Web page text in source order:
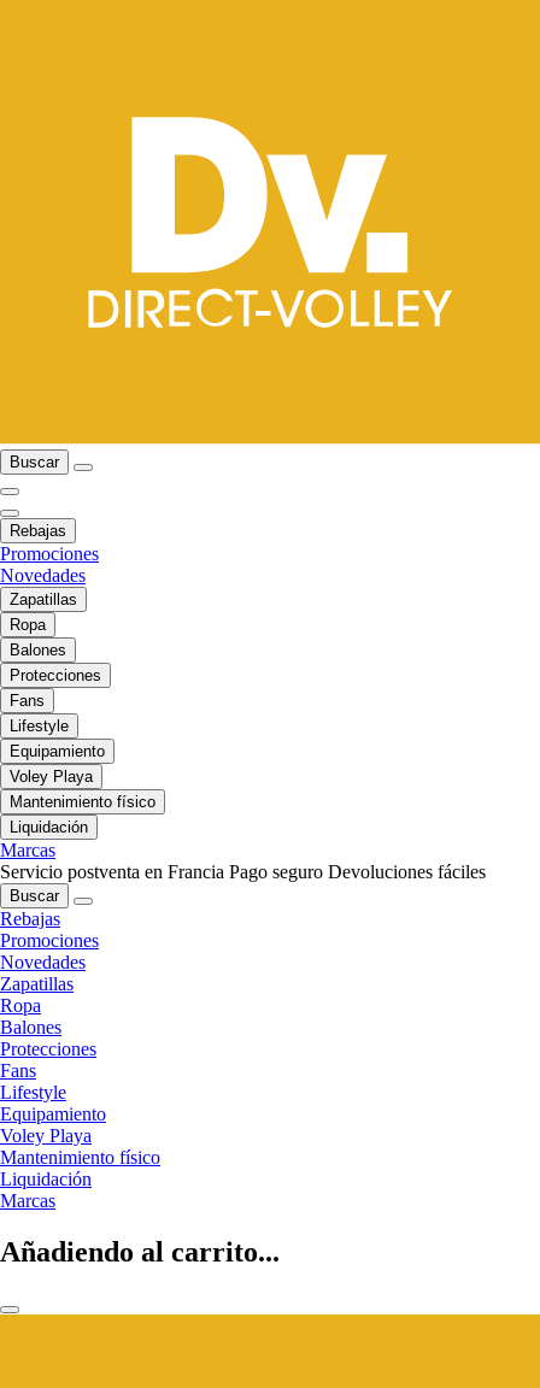
Buscar
Rebajas
Promociones
Novedades
Zapatillas
Ropa
Balones
Protecciones
Fans
Lifestyle
Equipamiento
Voley Playa
Mantenimiento físico
Liquidación
Marcas
Servicio postventa en Francia Pago seguro Devoluciones fáciles
Buscar
Rebajas
Promociones
Novedades
Zapatillas
Ropa
Balones
Protecciones
Fans
Lifestyle
Equipamiento
Voley Playa
Mantenimiento físico
Liquidación
Marcas
Añadiendo al carrito...